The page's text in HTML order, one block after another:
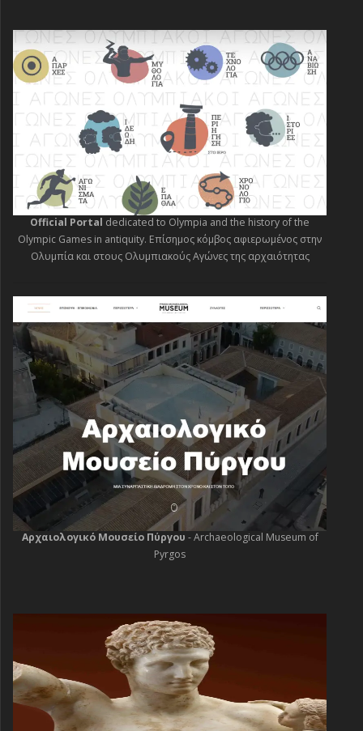
Official Portal dedicated to Olympia and the history of the
Olympic Games in antiquity. Επίσημος κόμβος αφιερωμένος στην
Ολυμπία και στους Ολυμπιακούς Αγώνες της αρχαιότητας
Αρχαιολογικό Μουσείο Πύργου - Archaeological Museum of
Pyrgos